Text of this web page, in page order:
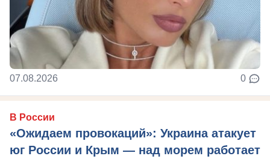
07.08.2026 0
В России
«Ожидаем провокаций»: Украина атакует
юг России и Крым — над морем работает